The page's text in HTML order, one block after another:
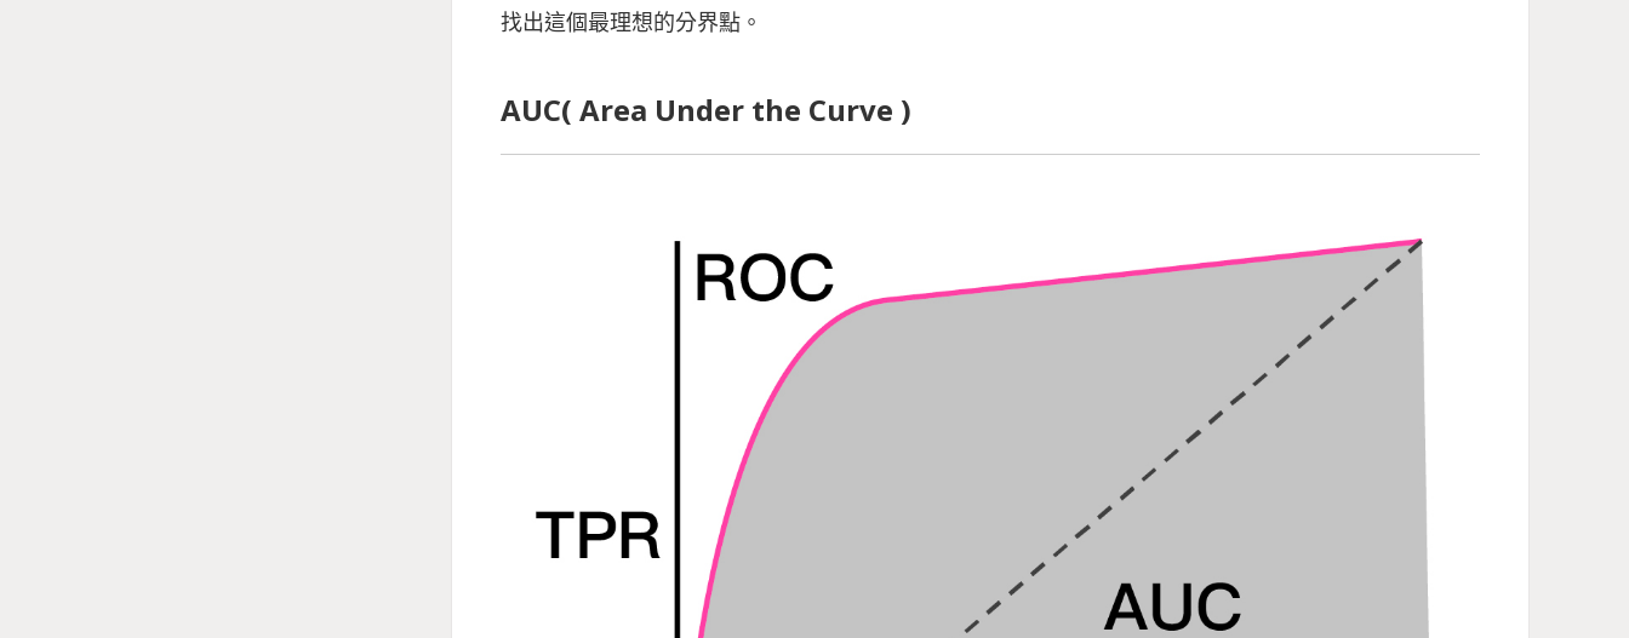
找出這個最理想的分界點。
AUC( Area Under the Curve )